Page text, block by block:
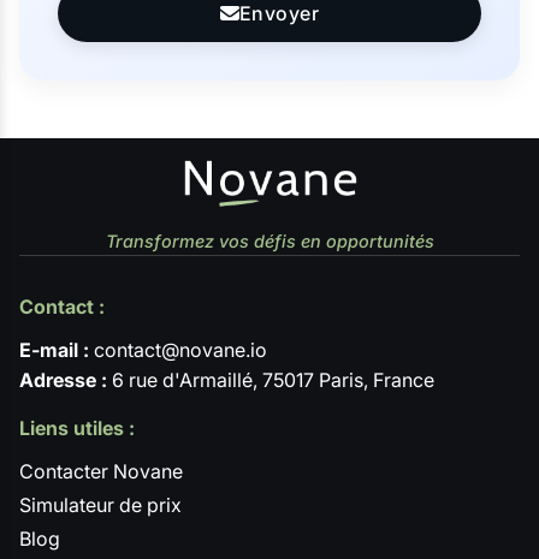
Envoyer
Transformez vos défis en opportunités
Contact :
E-mail : contact@novane.io
Adresse : 6 rue d'Armaillé, 75017 Paris, France
Liens utiles :
Contacter Novane
Simulateur de prix
Blog